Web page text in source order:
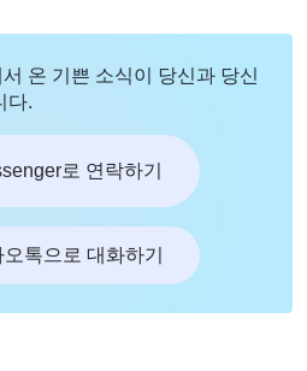
온 기쁜 소식이 당신과 당신
다.
로 연락하기
오톡으로 대화하기